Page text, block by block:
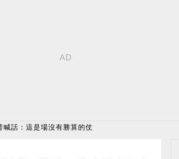
話：這是場沒有勝算的仗